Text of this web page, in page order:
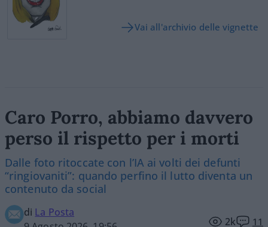
Vai all'archivio delle vignette
Caro Porro, abbiamo davvero
perso il rispetto per i morti
Dalle foto ritoccate con l’IA ai volti dei defunti
“ringiovaniti”: quando perfino il lutto diventa un
contenuto da social
di La Posta
2k 11